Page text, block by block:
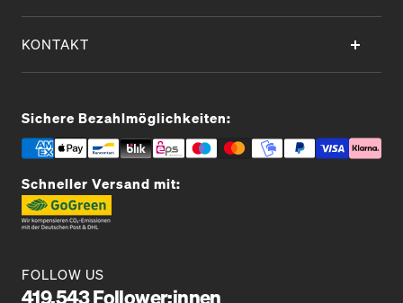
KONTAKT
Sichere Bezahlmöglichkeiten:
Schneller Versand mit:
FOLLOW US
419.543 Follower:innen